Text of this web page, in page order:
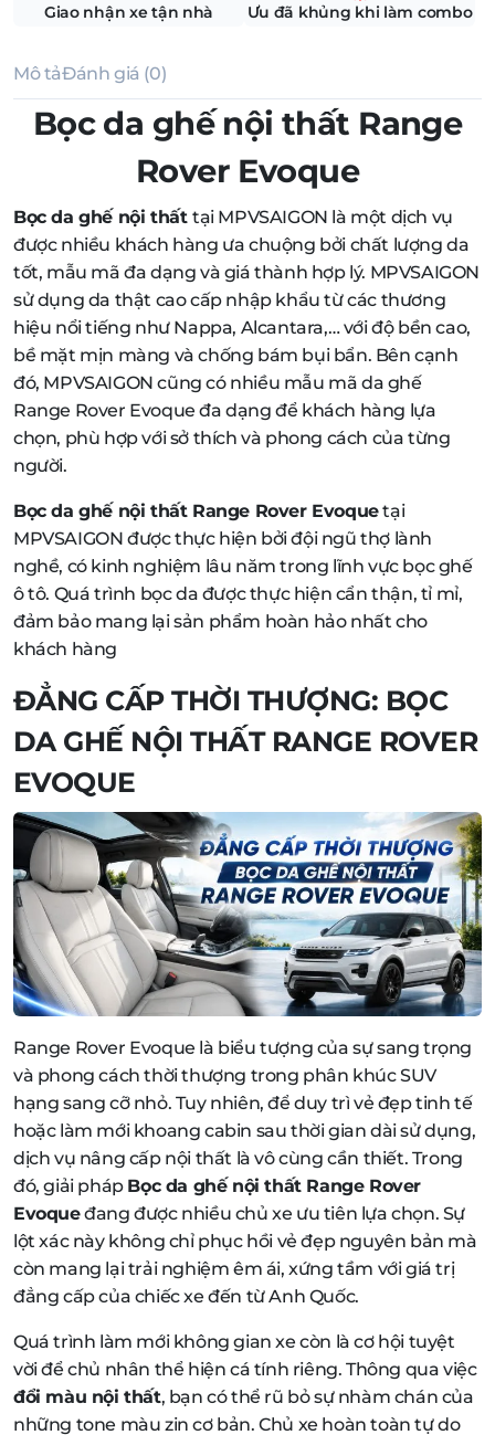
Giao nhận xe tận nhà Ưu đã khủng khi làm combo
Mô tảĐánh giá (0)
Bọc da ghế nội thất Range
Rover Evoque
Bọc da ghế nội thất tại MPVSAIGON là một dịch vụ
được nhiều khách hàng ưa chuộng bởi chất lượng da
tốt, mẫu mã đa dạng và giá thành hợp lý. MPVSAIGON
sử dụng da thật cao cấp nhập khẩu từ các thương
hiệu nổi tiếng như Nappa, Alcantara,… với độ bền cao,
bề mặt mịn màng và chống bám bụi bẩn. Bên cạnh
đó, MPVSAIGON cũng có nhiều mẫu mã da ghế
Range Rover Evoque đa dạng để khách hàng lựa
chọn, phù hợp với sở thích và phong cách của từng
người.
Bọc da ghế nội thất Range Rover Evoquetại
MPVSAIGON được thực hiện bởi đội ngũ thợ lành
nghề, có kinh nghiệm lâu năm trong lĩnh vực bọc ghế
ô tô. Quá trình bọc da được thực hiện cẩn thận, tỉ mỉ,
đảm bảo mang lại sản phẩm hoàn hảo nhất cho
khách hàng
ĐẲNG CẤP THỜI THƯỢNG: BỌC
DA GHẾ NỘI THẤT RANGE ROVER
EVOQUE
Range Rover Evoque là biểu tượng của sự sang trọng
và phong cách thời thượng trong phân khúc SUV
hạng sang cỡ nhỏ. Tuy nhiên, để duy trì vẻ đẹp tinh tế
hoặc làm mới khoang cabin sau thời gian dài sử dụng,
dịch vụ nâng cấp nội thất là vô cùng cần thiết. Trong
đó, giải pháp Bọc da ghế nội thất Range Rover
Evoqueđang được nhiều chủ xe ưu tiên lựa chọn. Sự
lột xác này không chỉ phục hồi vẻ đẹp nguyên bản mà
còn mang lại trải nghiệm êm ái, xứng tầm với giá trị
đẳng cấp của chiếc xe đến từ Anh Quốc.
Quá trình làm mới không gian xe còn là cơ hội tuyệt
vời để chủ nhân thể hiện cá tính riêng. Thông qua việc
đổi màu nội thất, bạn có thể rũ bỏ sự nhàm chán của
những tone màu zin cơ bản. Chủ xe hoàn toàn tự do